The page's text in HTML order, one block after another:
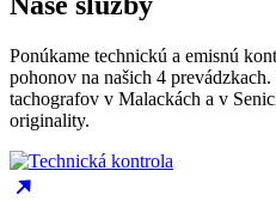
Ponúkame technickú a emisnú
pohonov na našich 4
tachografov v Malackách a v
originality.